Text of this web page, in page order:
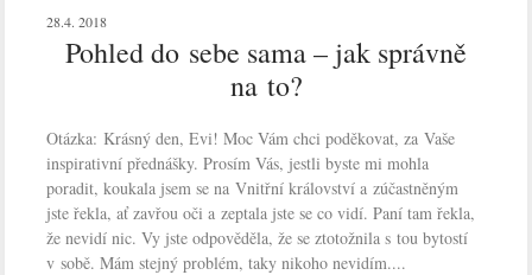
28.4. 2018
Pohled do sebe sama – jak správně
na to?
Otázka: Krásný den, Evi! Moc Vám chci poděkovat, za Vaše
inspirativní přednášky. Prosím Vás, jestli byste mi mohla
poradit, koukala jsem se na Vnitřní království a zúčastněným
jste řekla, ať zavřou oči a zeptala jste se co vidí. Paní tam řekla,
že nevidí nic. Vy jste odpověděla, že se ztotožnila s tou bytostí
v sobě. Mám stejný problém, taky nikoho nevidím....